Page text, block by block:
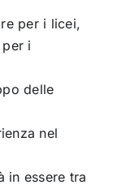
per i licei,
i
delle
nel
in essere tra